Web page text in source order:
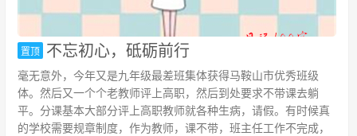
置顶 不忘初心，砥砺前行
毫无意外，今年又是九年级最差班集体获得马鞍山市优秀班级
体。然后又一个个老教师评上高职，然后到处要求不带课去躺
平。分课基本大部分评上高职教师就各种生病，请假。有时候真
的学校需要规章制度，作为教师，课不带，班主任工作不完成，